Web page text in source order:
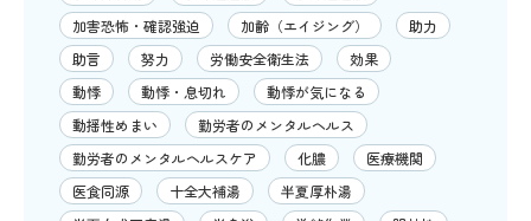
加害恐怖・確認強迫
加齢（エイジング）
助力
助言
努力 労働安全衛生法
効果
動悸
動悸・息切れ
動悸が気になる
動揺性めまい
勤労者のメンタルヘルス
勤労者のメンタルヘルスケア
化膿
医療機関
医食同源
十全大補湯
半夏厚朴湯